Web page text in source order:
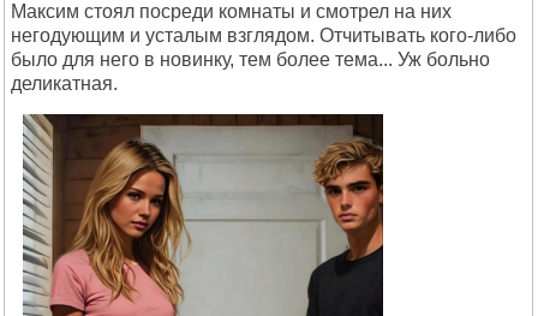
Максим стоял посреди комнаты и смотрел на них
негодующим и усталым взглядом. Отчитывать кого-либо
было для него в новинку, тем более тема... Уж больно
деликатная.